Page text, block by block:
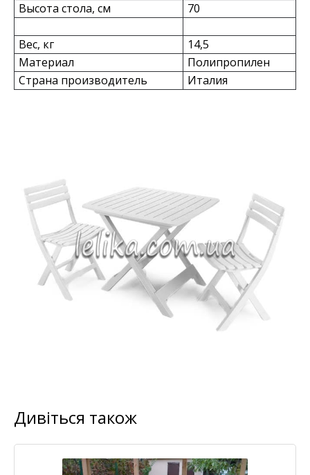
Высота стола, см
70
Вес, кг
14,5
Материал
Полипропилен
Страна производитель
Италия
Дивіться також